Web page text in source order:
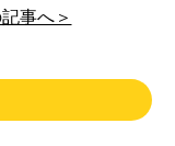
事へ＞